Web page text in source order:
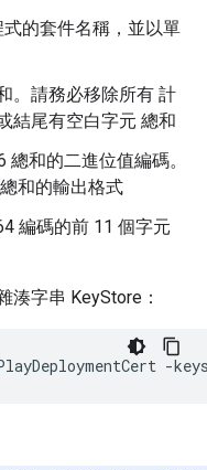
的套件名稱，並以單
。請務必移除所有 計
結尾有空白字元 總和
和的二進位值編碼。
和的輸出格式
編碼的前 11 個字元
湊字串 KeyStore：